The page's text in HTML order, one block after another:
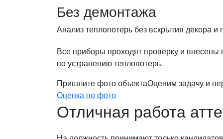
Без демонтажа
Анализ теплопотерь без вскрытия декора и
Все приборы проходят проверку и внесены
по устранению теплопотерь.
Пришлите фото объектаОценим задачу и
Оценка по фото
Отличная работа